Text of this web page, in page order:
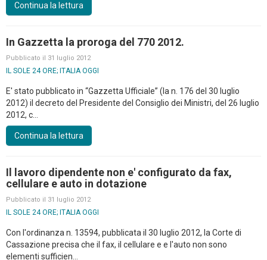
Continua la lettura
In Gazzetta la proroga del 770 2012.
Pubblicato il 31 luglio 2012
IL SOLE 24 ORE; ITALIA OGGI
E' stato pubblicato in “Gazzetta Ufficiale” (la n. 176 del 30 luglio
2012) il decreto del Presidente del Consiglio dei Ministri, del 26 luglio
2012, c...
Continua la lettura
Il lavoro dipendente non e' configurato da fax,
cellulare e auto in dotazione
Pubblicato il 31 luglio 2012
IL SOLE 24 ORE; ITALIA OGGI
Con l'ordinanza n. 13594, pubblicata il 30 luglio 2012, la Corte di
Cassazione precisa che il fax, il cellulare e e l'auto non sono
elementi sufficien...